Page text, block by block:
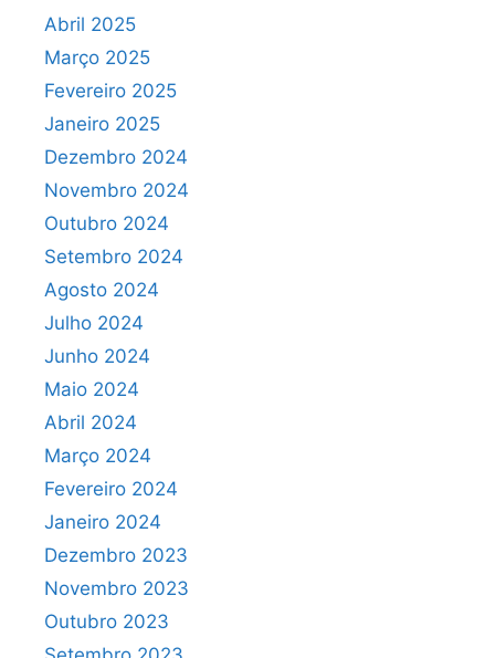
Abril 2025
Março 2025
Fevereiro 2025
Janeiro 2025
Dezembro 2024
Novembro 2024
Outubro 2024
Setembro 2024
Agosto 2024
Julho 2024
Junho 2024
Maio 2024
Abril 2024
Março 2024
Fevereiro 2024
Janeiro 2024
Dezembro 2023
Novembro 2023
Outubro 2023